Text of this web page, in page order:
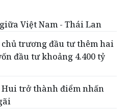
Việt Nam - Thái Lan
đầu tư khoảng 4.400 tỷ